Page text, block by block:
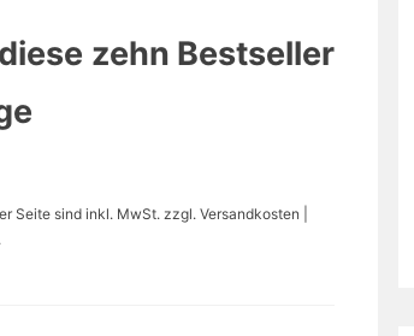
zehn Bestseller
sind inkl. MwSt. zzgl. Versandkosten |